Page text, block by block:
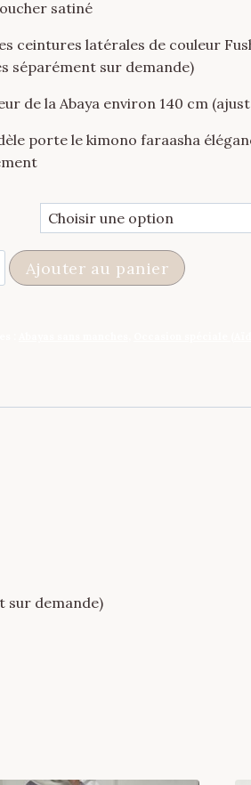
satiné
ceintures latérales de couleur
séparément sur demande)
de la Abaya environ 140 cm
porte le kimono faraasha
Ajouter au panier
sur demande)